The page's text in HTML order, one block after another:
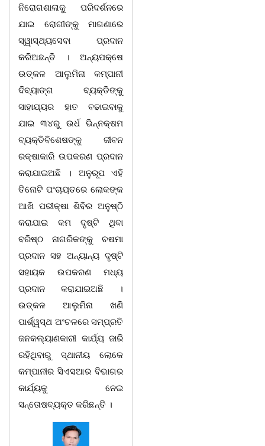
ନିରୋଗଶାଳାକୁ ପରିଦର୍ଶନରେ
ଯାଇ ରୋଗୀଙ୍କୁ ମାଗଣାରେ
ସ୍ୱାସ୍ଥ୍ୟସେବା ପ୍ରଦାନ
କରିଅଛନ୍ତି । ଅନ୍ୟପକ୍ଷେ
ଉତ୍କଳ ଆଲୁମିନା କମ୍ପାନୀ
ଦିବ୍ୟାଙ୍ଗ ବ୍ୟକ୍ତିଙ୍କୁ
ସାହାଯ୍ୟର ହାତ ବଢାଇବାକୁ
ଯାଇ ୩୪ରୁ ଉର୍ଧ ଭିନ୍ନକ୍ଷମ
ବ୍ୟକ୍ତିବିଶେଷଙ୍କୁ ଜୀବନ
ରକ୍ଷାକାରି ଉପକରଣ ପ୍ରଦାନ
କରାଯାଇଅଛି । ଅନୁରୂପ ଏହି
ତିନୋଟି ପଂଚାୟତରେ ଲୋକଙ୍କ
ଆଖି ପରୀକ୍ଷା ଶିବିର ଅନୁଷ୍ଠି
କରାଯାଇ କମ ଦୃଷ୍ଟି ଥିବା
ବରିଷ୍ଠ ନାଗରିକଙ୍କୁ ଚଷମା
ପ୍ରଦାନ ସହ ଅନ୍ୟାନ୍ୟ ଦୃଷ୍ଟି
ସହାୟକ ଉପକରଣ ମଧ୍ୟ
ପ୍ରଦାନ କରାଯାଇଅଛି ।
ଉତ୍କଳ ଆଲୁମିନା ଖଣି
ପାର୍ଶ୍ୱସ୍ଥ ଅଂଚଳରେ ସମ୍ପ୍ରତି
ଜନକଲ୍ୟାଣକାରୀ କାର୍ଯ୍ୟ ଜାରି
ରହିଥିବାରୁ ସ୍ଥାନୀୟ ଲୋକେ
କମ୍ପାନୀର ସିଏସଆର ବିଭାଗର
କାର୍ଯ୍ୟକୁ ନେଇ
ସନ୍ତୋଷବ୍ୟକ୍ତ କରିଛନ୍ତି ।